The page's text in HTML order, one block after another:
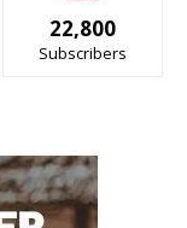
22,800
Subscribers